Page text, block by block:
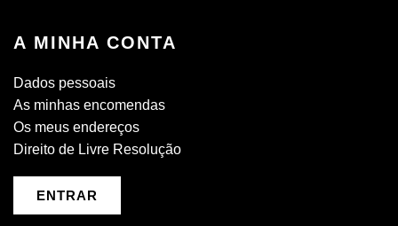
A MINHA CONTA
Dados pessoais
As minhas encomendas
Os meus endereços
Direito de Livre Resolução
ENTRAR